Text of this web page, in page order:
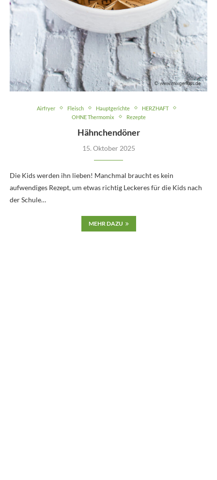
Airfryer Fleisch Hauptgerichte
HERZHAFT
OHNE Thermomix
Rezepte
Hähnchendöner
15. Oktober 2025
Die Kids werden ihn lieben! Manchmal braucht es kein
aufwendiges Rezept, um etwas richtig Leckeres für die Kids nach
der Schule…
MEHR DAZU